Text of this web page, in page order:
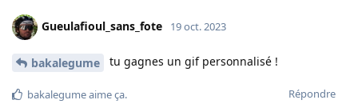
Gueulafioul_sans_fote 19 oct. 2023
bakalegume tu gagnes un gif personnalisé !
Répondre
bakalegumeaime ça.